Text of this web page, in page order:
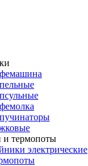
и термопоты
электрические